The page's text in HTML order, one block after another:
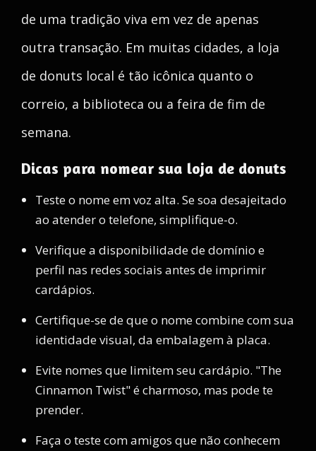
de uma tradição viva em vez de apenas
outra transação. Em muitas cidades, a loja
de donuts local é tão icônica quanto o
correio, a biblioteca ou a feira de fim de
semana.
Dicas para nomear sua loja de donuts
Teste o nome em voz alta. Se soa desajeitado
ao atender o telefone, simplifique-o.
Verifique a disponibilidade de domínio e
perfil nas redes sociais antes de imprimir
cardápios.
Certifique-se de que o nome combine com sua
identidade visual, da embalagem à placa.
Evite nomes que limitem seu cardápio. "The
Cinnamon Twist" é charmoso, mas pode te
prender.
Faça o teste com amigos que não conhecem